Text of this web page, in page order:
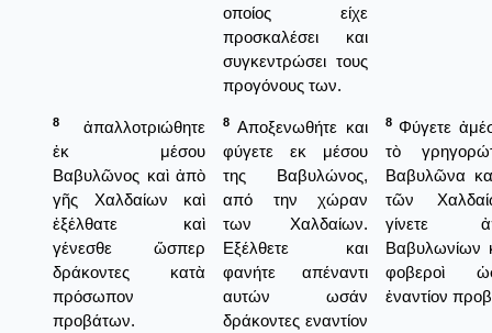
οποίος είχε
προσκαλέσει και
συγκεντρώσει τους
προγόνους των.
8
ἀπαλλοτριώθητε
ἐκ μέσου
Βαβυλῶνος καὶ ἀπὸ
γῆς Χαλδαίων καὶ
ἐξέλθατε καὶ
γένεσθε ὥσπερ
δράκοντες κατὰ
πρόσωπον
προβάτων.
8 Αποξενωθήτε και
φύγετε εκ μέσου
της Βαβυλώνος,
από την χώραν
των Χαλδαίων.
Εξέλθετε και
φανήτε απέναντι
αυτών ωσάν
δράκοντες εναντίον
8 Φύγετε
τὸ
Βαβυλῶνα
τῶν
γίνετε
Βαβυλωνίων
φοβεροὶ
ἐναντίον